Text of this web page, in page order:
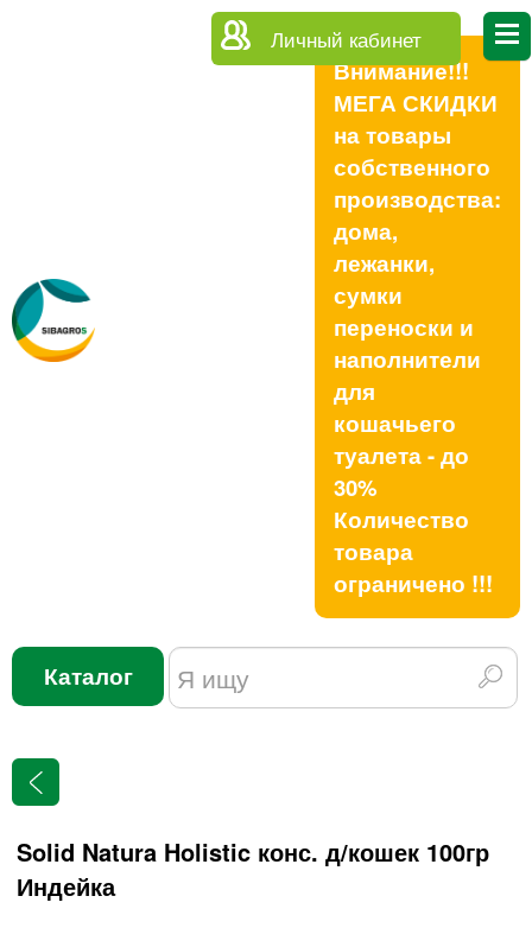
Личный кабинет
Внимание!!!
МЕГА СКИДКИ
на товары
собственного
производства:
дома,
лежанки,
сумки
переноски и
наполнители
для
кошачьего
туалета - до
30%
Количество
товара
ограничено !!!
Каталог
Solid Natura Holistic конс. д/кошек 100гр
Индейка